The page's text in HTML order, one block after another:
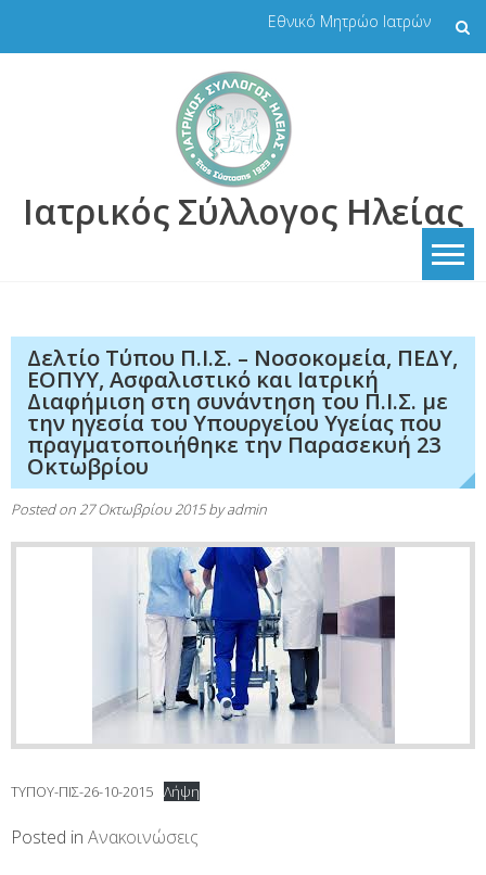
Εθνικό Μητρώο Ιατρών
Ιατρικός Σύλλογος Ηλείας
Δελτίο Τύπου Π.Ι.Σ. – Νοσοκομεία, ΠΕΔΥ,
ΕΟΠΥΥ, Ασφαλιστικό και Ιατρική
Διαφήμιση στη συνάντηση του Π.Ι.Σ. με
την ηγεσία του Υπουργείου Υγείας που
πραγματοποιήθηκε την Παρασεκυή 23
Οκτωβρίου
Posted on 27 Οκτωβρίου 2015byadmin
ΤΥΠΟΥ-ΠΙΣ-26-10-2015 Λήψη
Posted in Ανακοινώσεις